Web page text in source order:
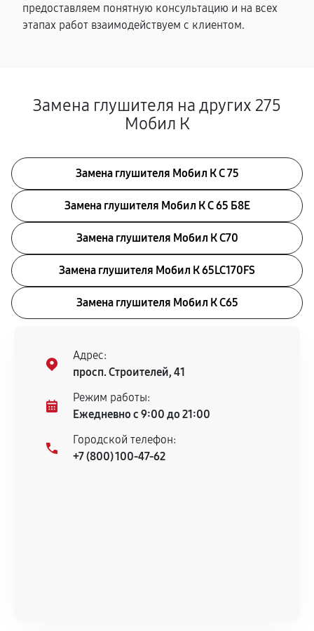
предоставляем понятную консультацию и на всех
этапах работ взаимодействуем с клиентом.
Замена глушителя на других 275
Мобил К
Замена глушителя Мобил К С 75
Замена глушителя Мобил К С 65 Б8Е
Замена глушителя Мобил К С70
Замена глушителя Мобил К 65LC170FS
Замена глушителя Мобил К С65
Адрес:
просп. Строителей, 41
Режим работы:
Ежедневно с 9:00 до 21:00
Городской телефон:
+7 (800) 100-47-62